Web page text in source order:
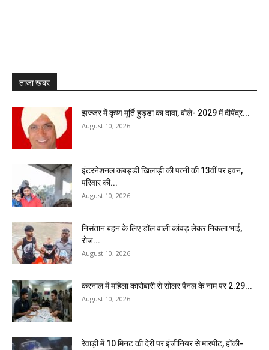
ताजा खबर
झज्जर में कृष्ण मूर्ति हुड्डा का दावा, बोले- 2029 में दीपेंद्र...
August 10, 2026
इंटरनेशनल कबड्डी खिलाड़ी की पत्नी की 13वीं पर हवन,
परिवार की...
August 10, 2026
निसंतान बहन के लिए डॉल वाली कांवड़ लेकर निकला भाई,
रोज...
August 10, 2026
करनाल में महिला कारोबारी से सोलर पैनल के नाम पर 2.29...
August 10, 2026
रेवाड़ी में 10 मिनट की देरी पर इंजीनियर से मारपीट, हॉकी-